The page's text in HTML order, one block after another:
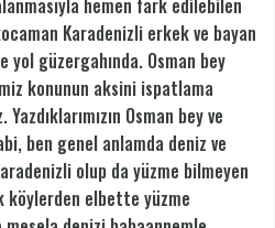
hemen fark edilebilen
Karadenizli erkek ve bayan
yol güzergahında. Osman bey
konunun aksini ispatlama
Osman bey ve
ben genel anlamda deniz ve
olup da yüzme bilmeyen
köylerden elbette yüzme